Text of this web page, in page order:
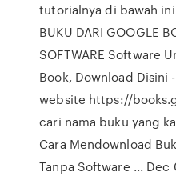
tutorialnya di bawah ini
BUKU DARI GOOGLE
SOFTWARE Software
Book, Download Disini
website https://
cari nama buku yang
Cara Mendownload
Tanpa Software ... Dec